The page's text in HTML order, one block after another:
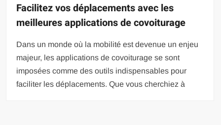
Facilitez vos déplacements avec les
meilleures applications de covoiturage
Dans un monde où la mobilité est devenue un enjeu
majeur, les applications de covoiturage se sont
imposées comme des outils indispensables pour
faciliter les déplacements. Que vous cherchiez à